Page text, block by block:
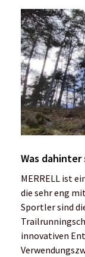
Was
MERRELL ist
die sehr eng
Sportler sind
innovativen